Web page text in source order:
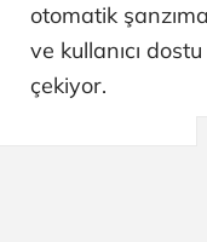
otomatik
ve kullanıcı
çekiyor.